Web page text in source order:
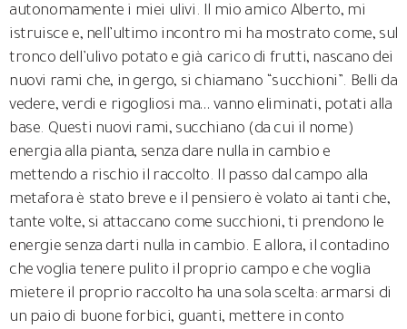
autonomamente i miei ulivi. Il mio amico Alberto, mi
istruisce e, nell’ultimo incontro mi ha mostrato come, sul
tronco dell’ulivo potato e già carico di frutti, nascano dei
nuovi rami che, in gergo, si chiamano “succhioni”. Belli da
vedere, verdi e rigogliosi ma… vanno eliminati, potati alla
base. Questi nuovi rami, succhiano (da cui il nome)
energia alla pianta, senza dare nulla in cambio e
mettendo a rischio il raccolto. Il passo dal campo alla
metafora è stato breve e il pensiero è volato ai tanti che,
tante volte, si attaccano come succhioni, ti prendono le
energie senza darti nulla in cambio. E allora, il contadino
che voglia tenere pulito il proprio campo e che voglia
mietere il proprio raccolto ha una sola scelta: armarsi di
un paio di buone forbici, guanti, mettere in conto